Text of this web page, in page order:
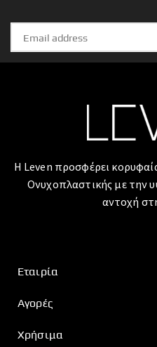
Η Leven προσφέρει
Ονυχοπλαστικής με την
αντοχή
Εταιρία
Αγορές
Χρήσιμα